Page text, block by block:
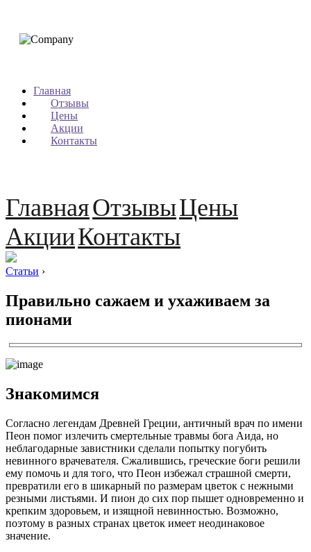
Главная
Отзывы
Цены
Акции
Контакты
ГлавнаяОтзывыЦены
АкцииКонтакты
Статьи ›
Правильно сажаем и ухаживаем за
пионами
Знакомимся
Согласно легендам Древней Греции, античный врач по имени
Пеон помог излечить смертельные травмы бога Аида, но
неблагодарные завистники сделали попытку погубить
невинного врачевателя. Сжалившись, греческие боги решили
ему помочь и для того, что Пеон избежал страшной смерти,
превратили его в шикарный по размерам цветок с нежными
резными листьями. И пион до сих пор пышет одновременно и
крепким здоровьем, и изящной невинностью. Возможно,
поэтому в разных странах цветок имеет неодинаковое
значение.